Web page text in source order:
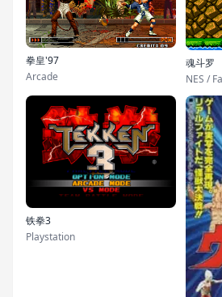
拳皇'97
Arcade
魂斗罗
NES /
铁拳3
Playstation